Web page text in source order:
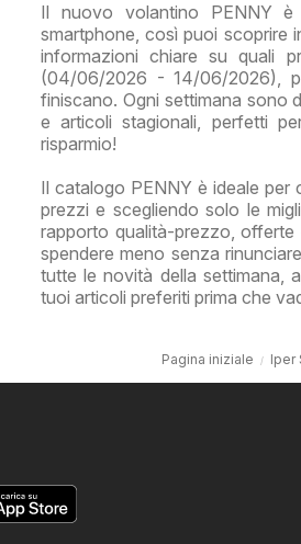
Il nuovo volantino PENNY
smartphone, così puoi scoprire
informazioni chiare su quali
(04/06/2026 - 14/06/2026),
finiscano. Ogni settimana sono
e articoli stagionali, perfetti
risparmio!
Il catalogo PENNY è ideale per
prezzi e scegliendo solo le
rapporto qualità-prezzo,
spendere meno senza
tutte le novità della settimana,
tuoi articoli preferiti prima che
Pagina iniziale Iper